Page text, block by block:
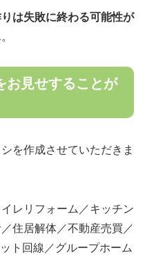
は失敗に終わる可能性が
お見せすることが
を作成させていただきま
レリフォーム／キッチン
住居解体／不動産売買／
ト回線／グループホーム